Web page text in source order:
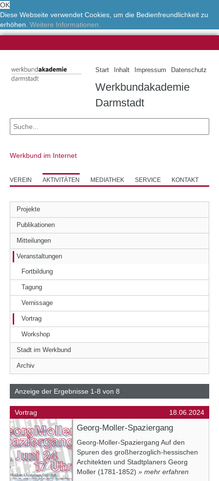
OK
Diese Webseite verwendet Cookies, um die Bedienfreundlichkeit zu
erhöhen. Weitere Informationen.
Start Inhalt Impressum Datenschutz
Werkbundakademie
Darmstadt
Werkbund im Internet
VEREIN AKTIVITÄTEN MEDIATHEK SERVICE KONTAKT
Projekte
Publikationen
Mitteilungen
Veranstaltungen
Fortbildung
Tagung
Vernissage
Vortrag
Workshop
Stadt im Werkbund
Archiv
Anzeige der Ergebnisse 1-8 von 8
Vortrag 18.06.2024
Georg-Moller-Spaziergang
Georg-Moller-Spaziergang Auf den
Spuren des großherzoglich-hessischen
Architekten und Stadtplaners Georg
Moller (1781-1852) » mehr erfahren